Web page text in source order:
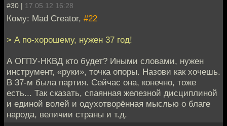
#30 | 17.05.12 16:28
Кому: Mad Creator, #22
> А по-хорошему, нужен 37 год!
А ОГПУ-НКВД кто будет? Иными словами, нужен
инструмент, «руки», точка опоры. Назови как хочешь.
В 37-м была партия. Сейчас она, конечно, тоже
есть... Так сказать, спаянная железной дисциплиной
и единой волей и одухотворённая мыслью о благе
народа, величии страны и т.д.